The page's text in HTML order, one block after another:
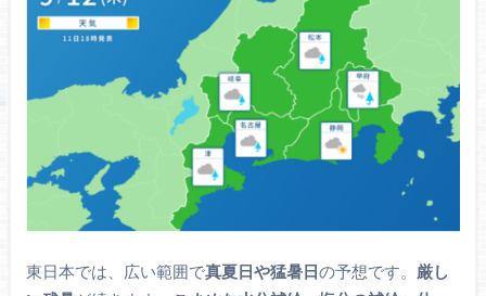
東日本では、広い範囲で真夏日や猛暑日の予想です。 厳し